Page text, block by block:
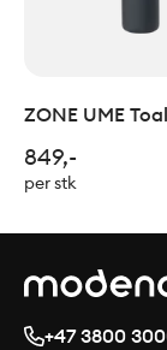
ZONE UME
849,-
per stk
+47 3800